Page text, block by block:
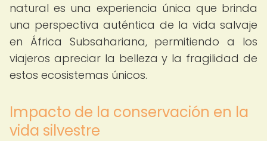
natural es una experiencia única que brinda
una perspectiva auténtica de la vida salvaje
en África Subsahariana, permitiendo a los
viajeros apreciar la belleza y la fragilidad de
estos ecosistemas únicos.
Impacto de la conservación en la
vida silvestre